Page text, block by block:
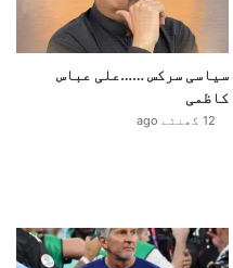
سیاسی سرکس ……علی عباس
کاظمی
12 گھنٹے ago